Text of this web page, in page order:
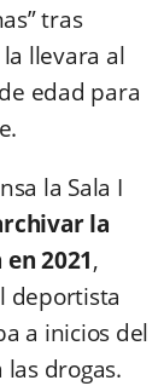
tras
llevara al
edad para
la Sala I
la
2021,
deportista
a inicios del
las drogas.